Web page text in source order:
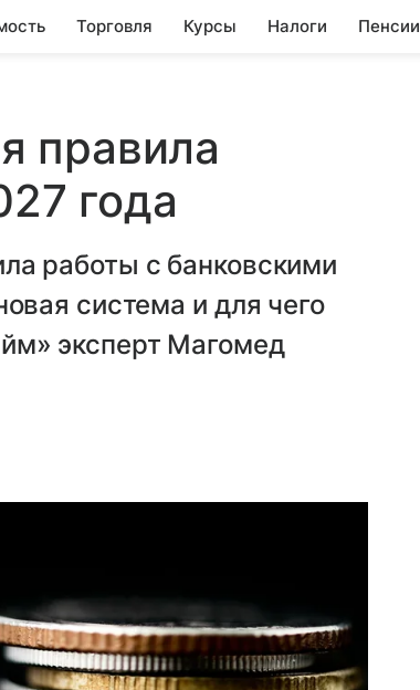
Торговля Курсы Налоги Пенсии
правила
года
работы с банковскими
система и для чего
эксперт Магомед